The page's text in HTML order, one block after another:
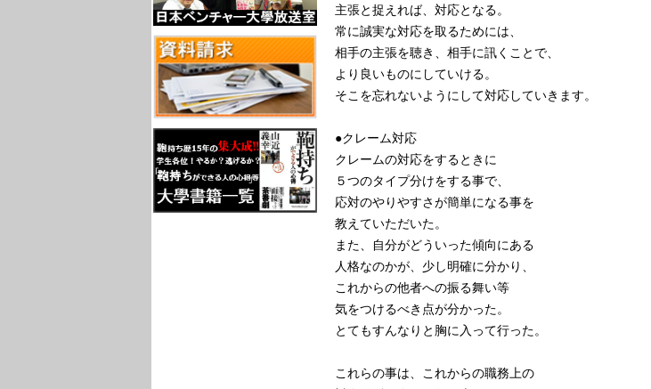
主張と捉えれば、対応となる。
常に誠実な対応を取るためには、
相手の主張を聴き、相手に訊くことで、
より良いものにしていける。
そこを忘れないようにして対応していきます。
●クレーム対応
クレームの対応をするときに
５つのタイプ分けをする事で、
応対のやりやすさが簡単になる事を
教えていただいた。
また、自分がどういった傾向にある
人格なのかが、少し明確に分かり、
これからの他者への振る舞い等
気をつけるべき点が分かった。
とてもすんなりと胸に入って行った。
これらの事は、これからの職務上の